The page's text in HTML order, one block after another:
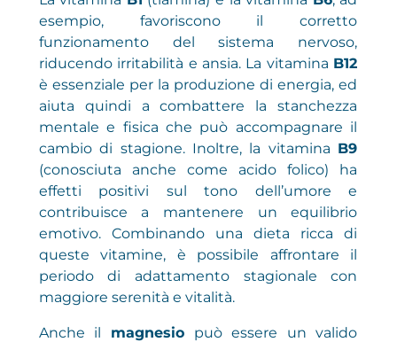
esempio, favoriscono il corretto
funzionamento del sistema nervoso,
riducendo irritabilità e ansia. La vitamina B12
è essenziale per la produzione di energia, ed
aiuta quindi a combattere la stanchezza
mentale e fisica che può accompagnare il
cambio di stagione. Inoltre, la vitamina B9
(conosciuta anche come acido folico) ha
effetti positivi sul tono dell’umore e
contribuisce a mantenere un equilibrio
emotivo. Combinando una dieta ricca di
queste vitamine, è possibile affrontare il
periodo di adattamento stagionale con
maggiore serenità e vitalità.
Anche il magnesiopuò essere un valido